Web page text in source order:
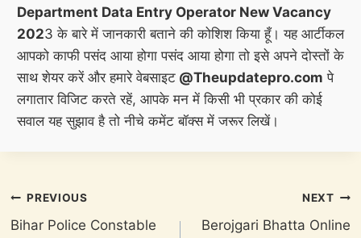
Department Data Entry Operator New Vacancy
2023 के बारे में जानकारी बताने की कोशिश किया हूँ। यह आर्टीकल
आपको काफी पसंद आया होगा पसंद आया होगा तो इसे अपने दोस्तों के
साथ शेयर करें और हमारे वेबसाइट@Theupdatepro.com पे
लगातार विजिट करते रहें, आपके मन में किसी भी प्रकार की कोई
सवाल यह सुझाव है तो नीचे कमेंट बॉक्स में जरूर लिखें।
Post
navigation
PREVIOUS
Bihar Police Constable
NEXT
Berojgari Bhatta Online